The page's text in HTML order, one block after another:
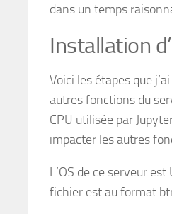
dans un temps
Installation
Voici les étapes que
autres fonctions du
CPU utilisée par
impacter les autres
L’OS de ce serveur
fichier est au format